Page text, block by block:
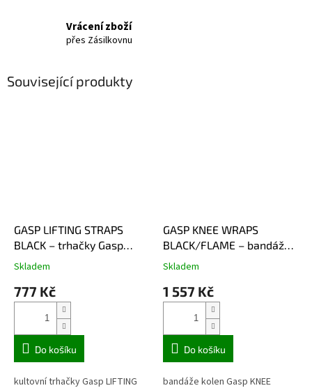
Vrácení zboží
přes Zásilkovnu
Související produkty
GASP LIFTING STRAPS
BLACK – trhačky Gasp
černé
Skladem
777 Kč
Do košíku
kultovní trhačky Gasp LIFTING
GASP KNEE WRAPS
BLACK/FLAME – bandáže
kolen Gasp černo-
Skladem
1 557 Kč
Do košíku
bandáže kolen Gasp KNEE